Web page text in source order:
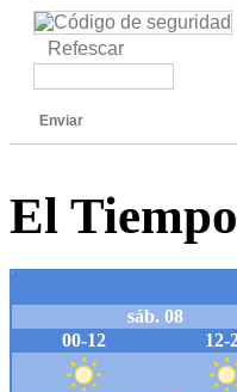
Refescar
Enviar
El Tiempo